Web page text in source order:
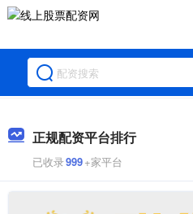
正规配资平台排行
已收录999+家平台